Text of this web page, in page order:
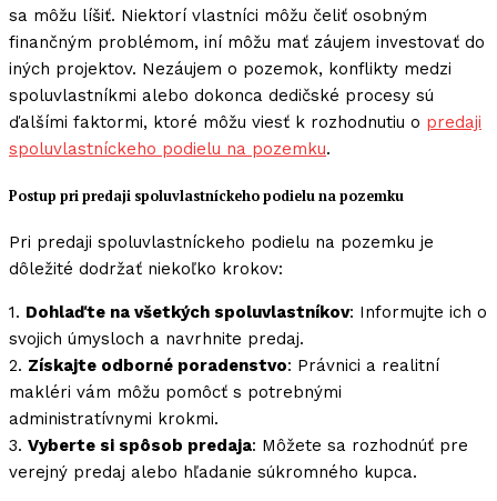
sa môžu líšiť. Niektorí vlastníci môžu čeliť osobným
finančným problémom, iní môžu mať záujem investovať do
iných projektov. Nezáujem o pozemok, konflikty medzi
spoluvlastníkmi alebo dokonca dedičské procesy sú
ďalšími faktormi, ktoré môžu viesť k rozhodnutiu o predaji
spoluvlastníckeho podielu na pozemku.
Postup pri predaji spoluvlastníckeho podielu na pozemku
Pri predaji spoluvlastníckeho podielu na pozemku je
dôležité dodržať niekoľko krokov:
1. Dohlaďte na všetkých spoluvlastníkov: Informujte ich o
svojich úmysloch a navrhnite predaj.
2. Získajte odborné poradenstvo: Právnici a realitní
makléri vám môžu pomôcť s potrebnými
administratívnymi krokmi.
3. Vyberte si spôsob predaja: Môžete sa rozhodnúť pre
verejný predaj alebo hľadanie súkromného kupca.